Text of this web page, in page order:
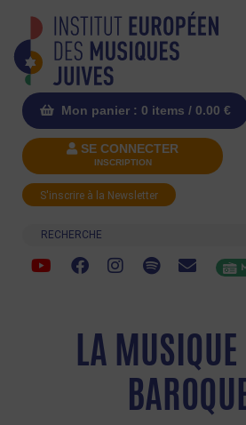
Mon panier : 0 items / 0.00 €
SE CONNECTER
INSCRIPTION
S'inscrire à la Newsletter
Recherche
LA